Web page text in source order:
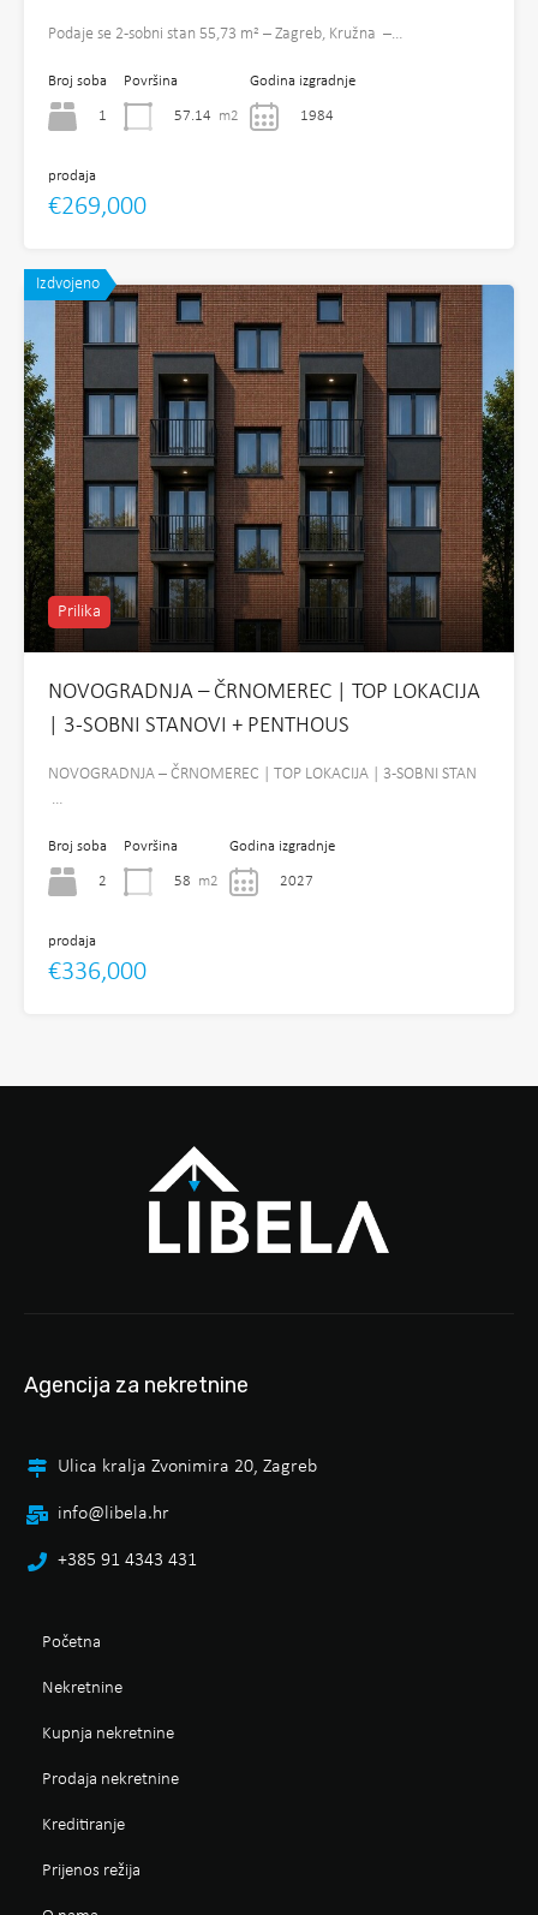
Podaje se 2-sobni stan 55,73 m² – Zagreb, Kružna –…
Broj soba
1
Površina
57.14 m2
Godina izgradnje
1984
prodaja
€269,000
Izdvojeno
Prilika
NOVOGRADNJA – ČRNOMEREC | TOP LOKACIJA
| 3-SOBNI STANOVI + PENTHOUS
NOVOGRADNJA – ČRNOMEREC | TOP LOKACIJA | 3-SOBNI STAN
…
Broj soba
2
Površina
58 m2
Godina izgradnje
2027
prodaja
€336,000
Agencija za nekretnine
Ulica kralja Zvonimira 20, Zagreb
info@libela.hr
+385 91 4343 431
Početna
Nekretnine
Kupnja nekretnine
Prodaja nekretnine
Kreditiranje
Prijenos režija